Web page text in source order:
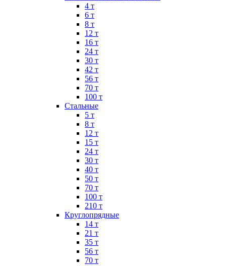
4 т
6 т
8 т
12 т
16 т
24 т
30 т
42 т
56 т
70 т
100 т
Стальные
5 т
8 т
12 т
15 т
24 т
30 т
40 т
50 т
70 т
100 т
210 т
Круглопрядные
14 т
21 т
35 т
56 т
70 т